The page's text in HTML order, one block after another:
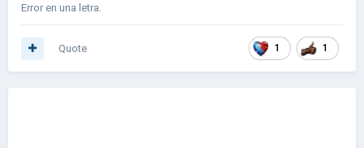
Error en una letra.
1 1
Quote